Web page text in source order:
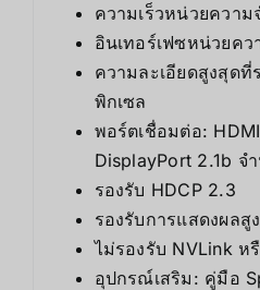
ความเร็วหน่วยความ
อินเทอร์เฟซหน่วยค
ความละเอียดสูงสุด
พิกเซล
พอร์ตเชื่อมต่อ:
DisplayPort 2.1b จ
รองรับ HDCP 2.3
รองรับการแสดงผล
ไม่รองรับ NVLink ห
อุปกรณ์เสริม: คู่มือ